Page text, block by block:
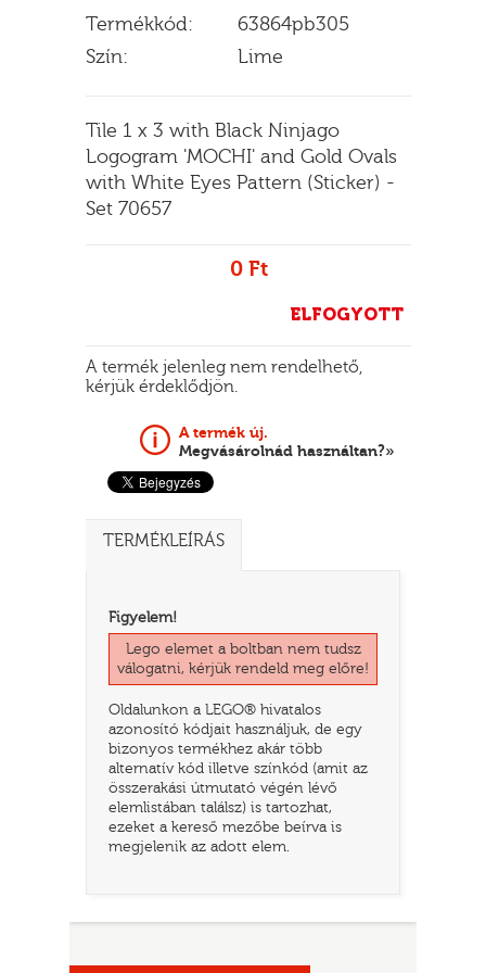
Termékkód:
63864pb305
Szín:
Lime
Tile 1 x 3 with Black Ninjago
Logogram 'MOCHI' and Gold Ovals
with White Eyes Pattern (Sticker) -
Set 70657
0 Ft
ELFOGYOTT
A termék jelenleg nem rendelhető,
kérjük érdeklődjön.
A termék új.
Megvásárolnád használtan?»
TERMÉKLEÍRÁS
Figyelem!
Lego elemet a boltban nem tudsz
válogatni, kérjük rendeld meg előre!
Oldalunkon a LEGO® hivatalos
azonosító kódjait használjuk, de egy
bizonyos termékhez akár több
alternatív kód illetve színkód (amit az
összerakási útmutató végén lévő
elemlistában találsz) is tartozhat,
ezeket a kereső mezőbe beírva is
megjelenik az adott elem.